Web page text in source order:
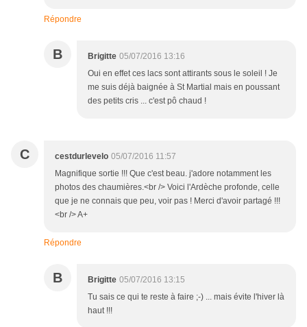
Répondre
B Brigitte 05/07/2016 13:16
Oui en effet ces lacs sont attirants sous le soleil ! Je
me suis déjà baignée à St Martial mais en poussant
des petits cris ... c'est pô chaud !
C cestdurlevelo 05/07/2016 11:57
Magnifique sortie !!! Que c'est beau. j'adore notamment les
photos des chaumières.<br /> Voici l'Ardèche profonde, celle
que je ne connais que peu, voir pas ! Merci d'avoir partagé !!!
<br /> A+
Répondre
B Brigitte 05/07/2016 13:15
Tu sais ce qui te reste à faire ;-) ... mais évite l'hiver là
haut !!!